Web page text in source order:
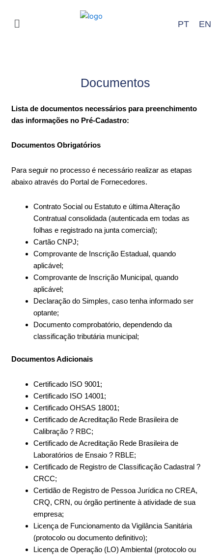
Menu PT EN
Documentos
Lista de documentos necessários para preenchimento
das informações no Pré-Cadastro:
Documentos Obrigatórios
Para seguir no processo é necessário realizar as etapas
abaixo através do Portal de Fornecedores.
Contrato Social ou Estatuto e última Alteração
Contratual consolidada (autenticada em todas as
folhas e registrado na junta comercial);
Cartão CNPJ;
Comprovante de Inscrição Estadual, quando
aplicável;
Comprovante de Inscrição Municipal, quando
aplicável;
Declaração do Simples, caso tenha informado ser
optante;
Documento comprobatório, dependendo da
classificação tributária municipal;
Documentos Adicionais
Certificado ISO 9001;
Certificado ISO 14001;
Certificado OHSAS 18001;
Certificado de Acreditação Rede Brasileira de
Calibração ? RBC;
Certificado de Acreditação Rede Brasileira de
Laboratórios de Ensaio ? RBLE;
Certificado de Registro de Classificação Cadastral ?
CRCC;
Certidão de Registro de Pessoa Jurídica no CREA,
CRQ, CRN, ou órgão pertinente à atividade de sua
empresa;
Licença de Funcionamento da Vigilância Sanitária
(protocolo ou documento definitivo);
Licença de Operação (LO) Ambiental (protocolo ou